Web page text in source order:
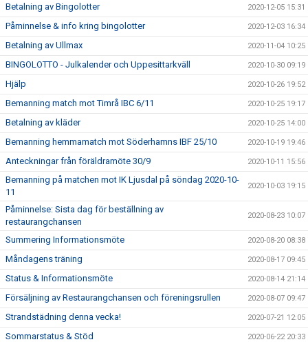
Betalning av Bingolotter 2020-12-05 15:31
Påminnelse & info kring bingolotter 2020-12-03 16:34
Betalning av Ullmax 2020-11-04 10:25
BINGOLOTTO - Julkalender och Uppesittarkväll 2020-10-30 09:19
Hjälp 2020-10-26 19:52
Bemanning match mot Timrå IBC 6/11 2020-10-25 19:17
Betalning av kläder 2020-10-25 14:00
Bemanning hemmamatch mot Söderhamns IBF 25/10 2020-10-19 19:46
Anteckningar från föräldramöte 30/9 2020-10-11 15:56
Bemanning på matchen mot IK Ljusdal på söndag 2020-10-
11
2020-10-03 19:15
Påminnelse: Sista dag för beställning av
restaurangchansen
2020-08-23 10:07
Summering Informationsmöte 2020-08-20 08:38
Måndagens träning 2020-08-17 09:45
Status & Informationsmöte 2020-08-14 21:14
Försäljning av Restaurangchansen och föreningsrullen 2020-08-07 09:47
Strandstädning denna vecka! 2020-07-21 12:05
Sommarstatus & Stöd 2020-06-22 20:33